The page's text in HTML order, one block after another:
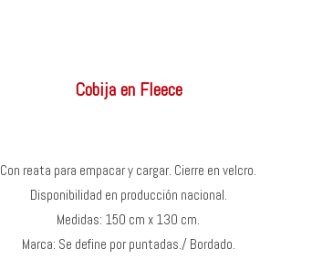
Cobija en Fleece
Con reata para empacar y cargar. Cierre en velcro.
Disponibilidad en producción nacional.
Medidas: 150 cm x 130 cm.
Marca: Se define por puntadas./ Bordado.